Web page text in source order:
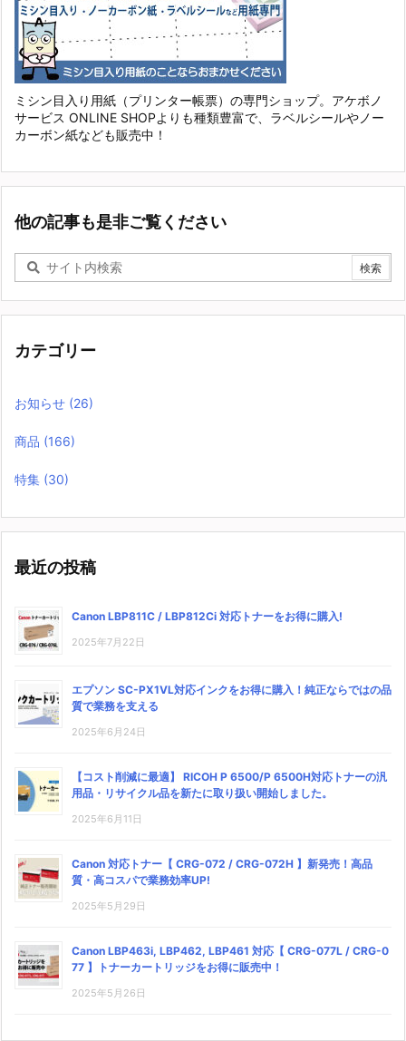
ミシン目入り用紙（プリンター帳票）の専門ショップ。アケボノ
サービス ONLINE SHOPよりも種類豊富で、ラベルシールやノー
カーボン紙なども販売中！
他の記事も是非ご覧ください
カテゴリー
お知らせ (26)
商品 (166)
特集 (30)
最近の投稿
Canon LBP811C / LBP812Ci 対応トナーをお得に購入!
2025年7月22日
エプソン SC-PX1VL対応インクをお得に購入！純正ならではの品
質で業務を支える
2025年6月24日
【コスト削減に最適】 RICOH P 6500/P 6500H対応トナーの汎
用品・リサイクル品を新たに取り扱い開始しました。
2025年6月11日
Canon 対応トナー【 CRG-072 / CRG-072H 】新発売！高品
質・高コスパで業務効率UP!
2025年5月29日
Canon LBP463i, LBP462, LBP461 対応【 CRG-077L / CRG-0
77 】トナーカートリッジをお得に販売中！
2025年5月26日